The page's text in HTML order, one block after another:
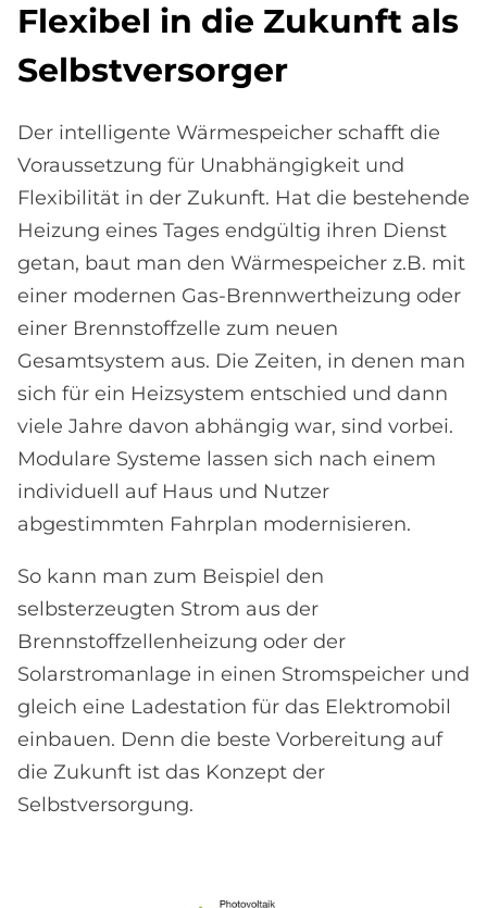
Fle­xi­bel in die Zu­kun­ft als
Selbst­ver­sor­ger
Der intelligente Wärmespeicher schafft die
Voraussetzung für Unabhängigkeit und
Flexibilität in der Zukunft. Hat die bestehende
Heizung eines Tages endgültig ihren Dienst
getan, baut man den Wärmespeicher z.B. mit
einer modernen Gas-Brennwertheizung oder
einer Brennstoffzelle zum neuen
Gesamtsystem aus. Die Zeiten, in denen man
sich für ein Heizsystem entschied und dann
viele Jahre davon abhängig war, sind vorbei.
Modulare Systeme lassen sich nach einem
individuell auf Haus und Nutzer
abgestimmten Fahrplan modernisieren.
So kann man zum Beispiel den
selbsterzeugten Strom aus der
Brennstoffzellenheizung oder der
Solarstromanlage in einen Stromspeicher und
gleich eine Ladestation für das Elektromobil
einbauen. Denn die beste Vorbereitung auf
die Zukunft ist das Konzept der
Selbstversorgung.